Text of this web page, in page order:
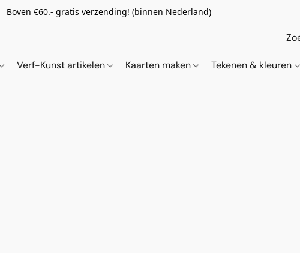
Boven €60.- gratis verzending! (binnen Nederland)
Verf-Kunst artikelen Kaarten maken Tekenen & kleuren